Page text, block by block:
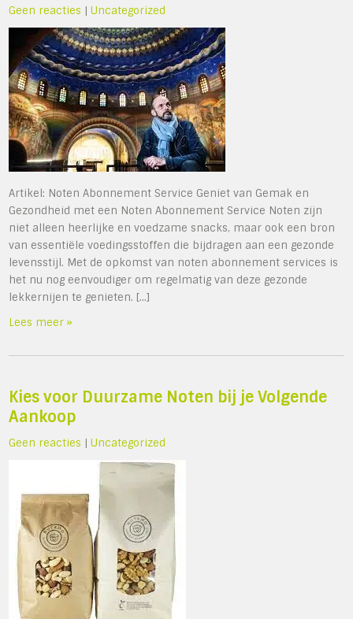
Geen reacties |Uncategorized
Artikel: Noten Abonnement Service Geniet van Gemak en
Gezondheid met een Noten Abonnement Service Noten zijn
niet alleen heerlijke en voedzame snacks, maar ook een bron
van essentiële voedingsstoffen die bijdragen aan een gezonde
levensstijl. Met de opkomst van noten abonnement services is
het nu nog eenvoudiger om regelmatig van deze gezonde
lekkernijen te genieten. […]
Lees meer »
Kies voor Duurzame Noten bij je Volgende
Aankoop
Geen reacties |Uncategorized